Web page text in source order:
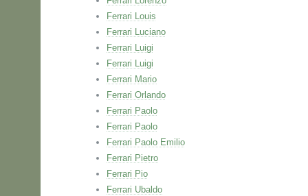
Ferrari Louis
Ferrari Luciano
Ferrari Luigi
Ferrari Luigi
Ferrari Mario
Ferrari Orlando
Ferrari Paolo
Ferrari Paolo
Ferrari Paolo Emilio
Ferrari Pietro
Ferrari Pio
Ferrari Ubaldo